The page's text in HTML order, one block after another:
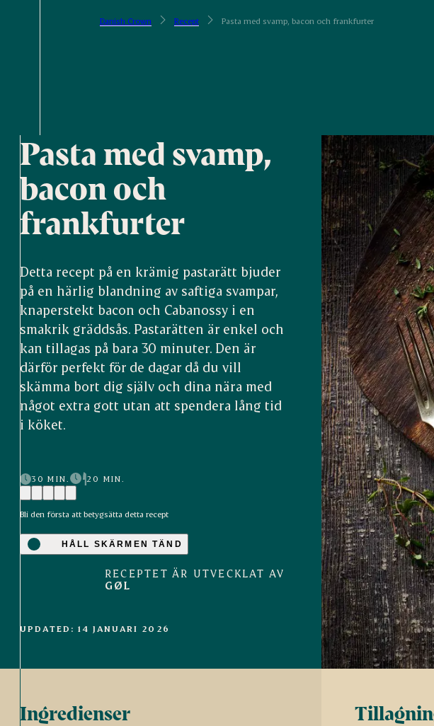
Danish Crown Recept Pasta med svamp, bacon och frankfurter
Pasta med svamp,
bacon och
frankfurter
Detta recept på en krämig pastarätt bjuder
på en härlig blandning av saftiga svampar,
knaperstekt bacon och Cabanossy i en
smakrik gräddsås. Pastarätten är enkel och
kan tillagas på bara 30 minuter. Den är
därför perfekt för de dagar då du vill
skämma bort dig själv och dina nära med
något extra gott utan att spendera lång tid
i köket.
30 MIN. 20 MIN.
Bli den första att betygsätta detta recept
HÅLL SKÄRMEN TÄND
RECEPTET ÄR UTVECKLAT AV
GØL
UPDATED: 14 JANUARI 2026
Ingredienser